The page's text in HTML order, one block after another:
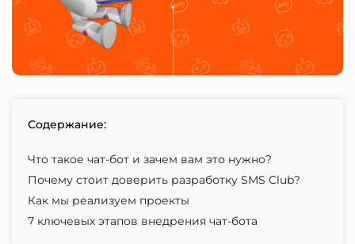
Содержание:
Что такое чат-бот и зачем вам это нужно?
Почему стоит доверить разработку SMS Club?
Как мы реализуем проекты
7 ключевых этапов внедрения чат-бота